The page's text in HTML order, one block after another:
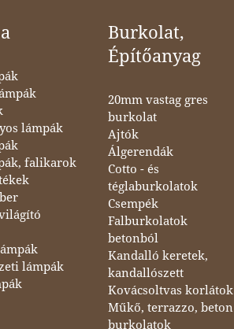
lámpák
falikarok
lámpák
Burkolat,
Építőanyag
20mm vastag gres
burkolat
Ajtók
Álgerendák
Cotto - és
téglaburkolatok
Csempék
Falburkolatok
betonból
Kandalló keretek,
kandallószett
Kovácsoltvas korlátok
Műkő, terrazzo, beton
burkolatok